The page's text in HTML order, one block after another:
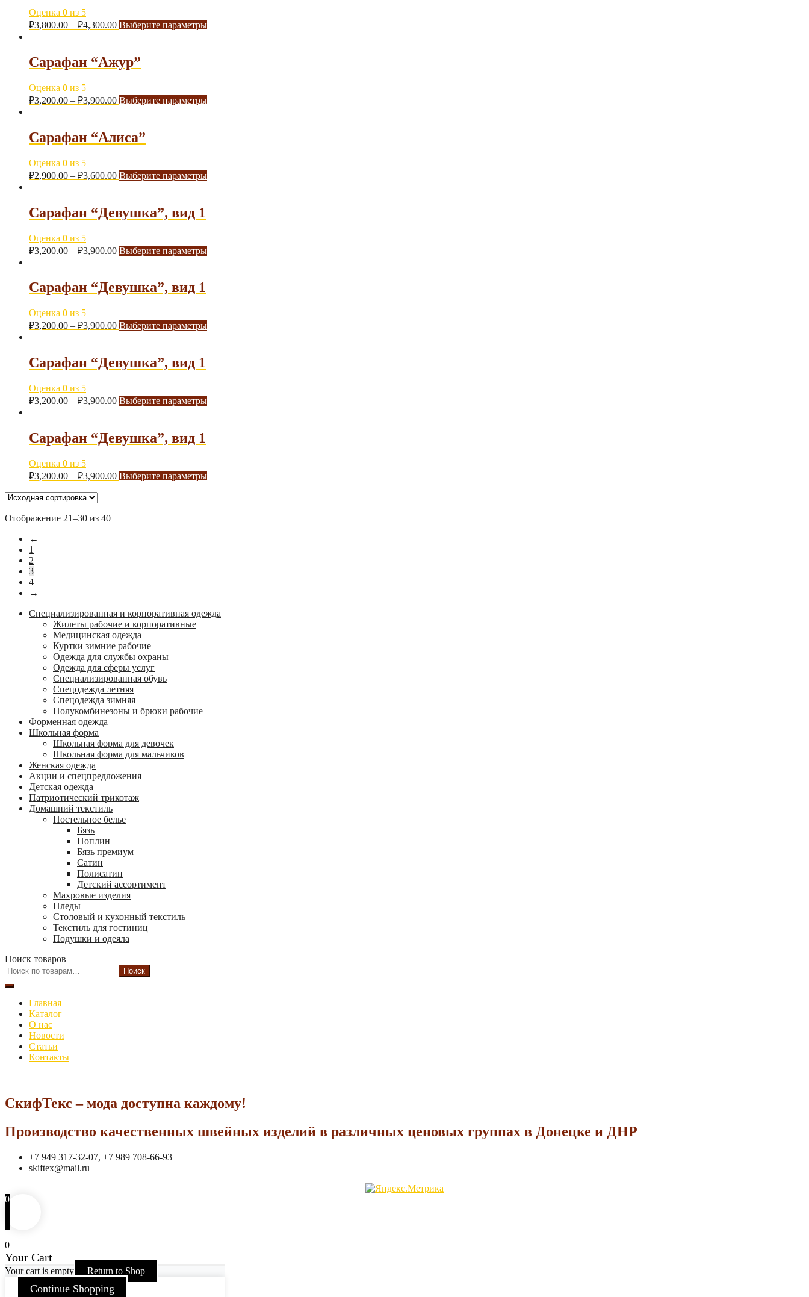
Оценка 0 из 5
₽3,800.00 – ₽4,300.00 Выберите параметры
Сарафан “Ажур”
Оценка 0 из 5
₽3,200.00 – ₽3,900.00 Выберите параметры
Сарафан “Алиса”
Оценка 0 из 5
₽2,900.00 – ₽3,600.00 Выберите параметры
Сарафан “Девушка”, вид 1
Оценка 0 из 5
₽3,200.00 – ₽3,900.00 Выберите параметры
Сарафан “Девушка”, вид 1
Оценка 0 из 5
₽3,200.00 – ₽3,900.00 Выберите параметры
Сарафан “Девушка”, вид 1
Оценка 0 из 5
₽3,200.00 – ₽3,900.00 Выберите параметры
Сарафан “Девушка”, вид 1
Оценка 0 из 5
₽3,200.00 – ₽3,900.00 Выберите параметры
Отображение 21–30 из 40
←
1
2
3
4
→
Специализированная и корпоративная одежда
Жилеты рабочие и корпоративные
Медицинская одежда
Куртки зимние рабочие
Одежда для службы охраны
Одежда для сферы услуг
Специализированная обувь
Спецодежда летняя
Спецодежда зимняя
Полукомбинезоны и брюки рабочие
Форменная одежда
Школьная форма
Школьная форма для девочек
Школьная форма для мальчиков
Женская одежда
Акции и спецпредложения
Детская одежда
Патриотический трикотаж
Домашний текстиль
Постельное белье
Бязь
Поплин
Бязь премиум
Сатин
Полисатин
Детский ассортимент
Махровые изделия
Пледы
Столовый и кухонный текстиль
Текстиль для гостиниц
Подушки и одеяла
Поиск товаров
Искать:
Поиск
Главная
Каталог
О нас
Новости
Статьи
Контакты
СкифТекс – мода доступна каждому!
Производство качественных швейных изделий в различных ценовых группах в Донецке и ДНР
+7 949 317-32-07, +7 989 708-66-93
skiftex@mail.ru
0
0
Your Cart
Your cart is empty Return to Shop
Continue Shopping